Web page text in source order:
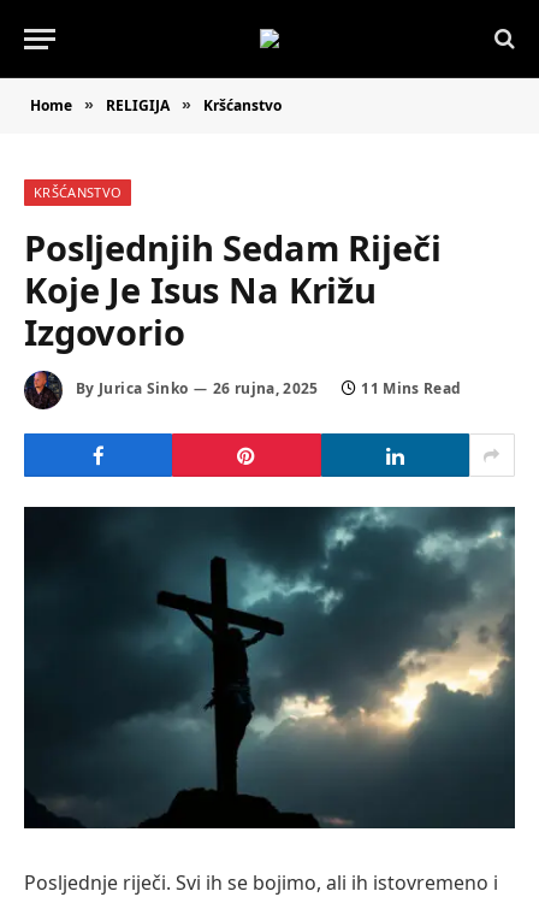
Home » RELIGIJA » Kršćanstvo
KRŠĆANSTVO
Posljednjih Sedam Riječi
Koje Je Isus Na Križu
Izgovorio
By Jurica Sinko 26 rujna, 2025 11 Mins Read
Posljednje riječi. Svi ih se bojimo, ali ih istovremeno i